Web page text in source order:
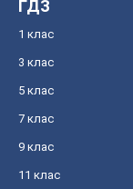
ГДЗ
1 клас
3 клас
5 клас
7 клас
9 клас
11 клас